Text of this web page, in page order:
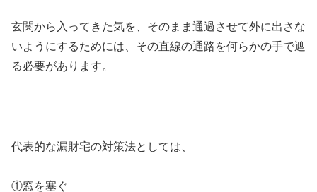
玄関から入ってきた気を、そのまま通過させて外に出さな
いようにするためには、その直線の通路を何らかの手で遮
る必要があります。
代表的な漏財宅の対策法としては、
①窓を塞ぐ